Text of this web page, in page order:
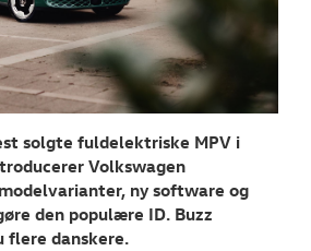
Tilmeld dig
Danmarks
Aktuelt
TILBEHØR
OM OS
solgte fuldelektriske MPV i
Volkswagen
ny software og
den populære ID. Buzz
flere danskere.